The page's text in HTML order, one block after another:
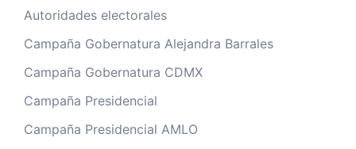
Autoridades electorales
Campaña Gobernatura Alejandra Barrales
Campaña Gobernatura CDMX
Campaña Presidencial
Campaña Presidencial AMLO